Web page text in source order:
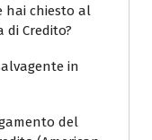
hai chiesto al
di Credito?
in
del